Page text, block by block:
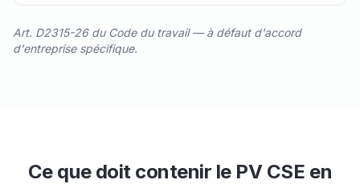
Art. D2315-26 du Code du travail — à défaut d'accord
d'entreprise spécifique.
Ce que doit contenir le PV CSE en